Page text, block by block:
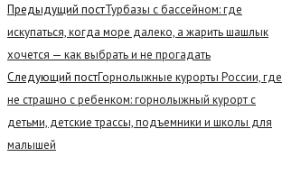
Предыдущий постТурбазы с бассейном: где
искупаться, когда море далеко, а жарить шашлык
хочется — как выбрать и не прогадать
Следующий постГорнолыжные курорты России, где
не страшно с ребенком: горнолыжный курорт с
детьми, детские трассы, подъемники и школы для
малышей